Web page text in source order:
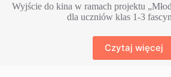
​Wyjście do kina w ramach projektu
dla uczniów klas 1-3
Czytaj więcej